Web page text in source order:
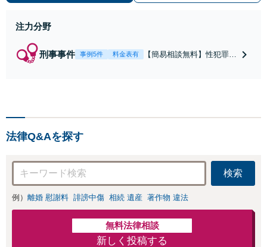
注力分野
刑事事件 事例5件 料金表有
【簡易相談無料】性犯罪
法律Q&Aを探す
検索
例） 離婚 慰謝料 誹謗中傷 相続 遺産 著作物 違法
無料法律相談
新しく投稿する